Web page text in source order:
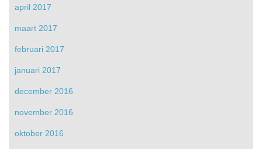
april 2017
maart 2017
februari 2017
januari 2017
december 2016
november 2016
oktober 2016